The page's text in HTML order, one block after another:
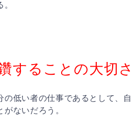
することの大切さ
低い者の仕事であるとして、
ないだろう。